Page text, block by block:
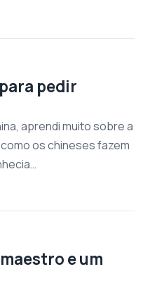
pedir
aprendi muito sobre a
os chineses fazem
e um